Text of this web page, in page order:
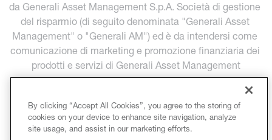
da Generali Asset Management S.p.A. Società di gestione
del risparmio (di seguito denominata "Generali Asset
Management" o "Generali AM") ed è da intendersi come
comunicazione di marketing e promozione finanziaria dei
prodotti e servizi di Generali Asset Management
PROTEZIONE DEI DATI PERSONALI
By clicking “Accept All Cookies”, you agree to the storing of
cookies on your device to enhance site navigation, analyze
site usage, and assist in our marketing efforts.